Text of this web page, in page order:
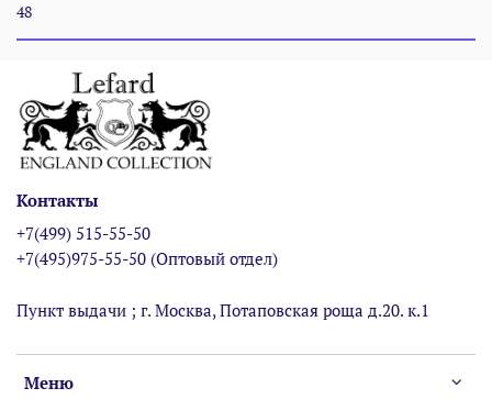
48
Меню
Контакты
+7(499) 515-55-50
+7(495)975-55-50 (Оптовый отдел)
Пункт выдачи ; г. Москва, Потаповская роща д.20. к.1